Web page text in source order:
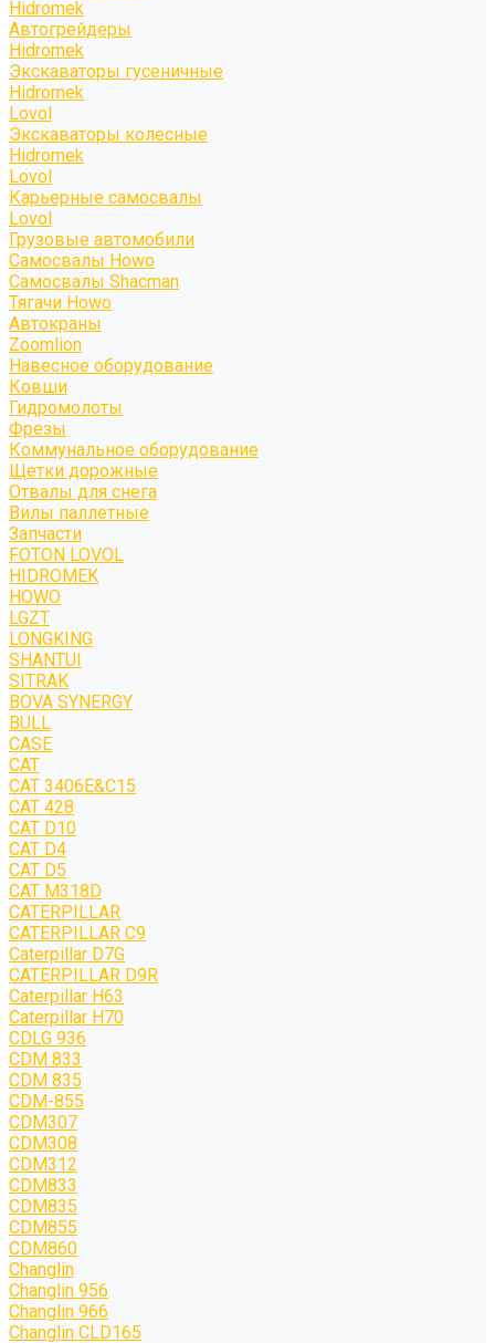
Hidromek
Автогрейдеры
Hidromek
Экскаваторы гусеничные
Hidromek
Lovol
Экскаваторы колесные
Hidromek
Lovol
Карьерные самосвалы
Lovol
Грузовые автомобили
Самосвалы Howo
Самосвалы Shacman
Тягачи Howo
Автокраны
Zoomlion
Навесное оборудование
Ковши
Гидромолоты
Фрезы
Коммунальное оборудование
Щетки дорожные
Отвалы для снега
Вилы паллетные
Запчасти
FOTON LOVOL
HIDROMEK
HOWO
LGZT
LONGKING
SHANTUI
SITRAK
BOVA SYNERGY
BULL
CASE
CAT
CAT 3406E&C15
CAT 428
CAT D10
CAT D4
CAT D5
CAT M318D
CATERPILLAR
CATERPILLAR C9
Caterpillar D7G
CATERPILLAR D9R
Caterpillar H63
Caterpillar H70
CDLG 936
CDM 833
CDM 835
CDM-855
CDM307
CDM308
CDM312
CDM833
CDM835
CDM855
CDM860
Changlin
Changlin 956
Changlin 966
Changlin CLD165